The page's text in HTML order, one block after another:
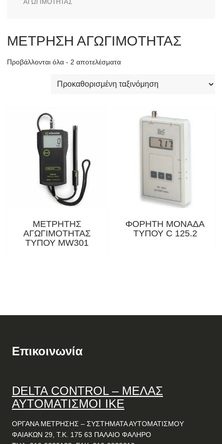
ΑΓΩΓΙΜΟΤΗΤΑΣ
ΜΕΤΡΗΣΗ ΑΓΩΓΙΜΟΤΗΤΑΣ
Προβάλλονται όλα - 2 αποτελέσματα
ΜΕΤΡΗΤΗΣ
ΑΓΩΓΙΜΟΤΗΤΑΣ
ΤΥΠΟΥ MW301
ΦΟΡΗΤΗ ΜΟΝΑΔΑ
ΤΥΠΟΥ C 125.2
Επικοινωνία
DELTA CONTROL– ΜΕΛΑΣ
ΑΥΤΟΜΑΤΙΣΜΟΙ ΙΚΕ
ΟΡΓΑΝΑ ΜΕΤΡΗΣΗΣ – ΣΥΣΤΗΜΑΤΑ ΑΥΤΟΜΑΤΙΣΜΟΥ
ΦΑΙΑΚΩΝ 29, Τ.Κ. 175 63 ΠΑΛΑΙΟ ΦΑΛΗΡΟ